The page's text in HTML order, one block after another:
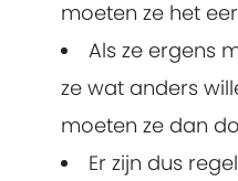
moeten ze het
Als ze ergens
ze wat anders
moeten ze dan
Er zijn dus